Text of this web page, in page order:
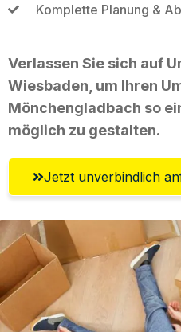
Komplette Planung &
Verlassen Sie sich auf
Wiesbaden, um Ihren
Mönchengladbach so
möglich zu gestalten.
Jetzt unverbindlich